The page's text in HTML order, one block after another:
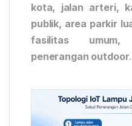
kota, jalan arteri,
publik, area parkir
fasilitas
penerangan outdoor.